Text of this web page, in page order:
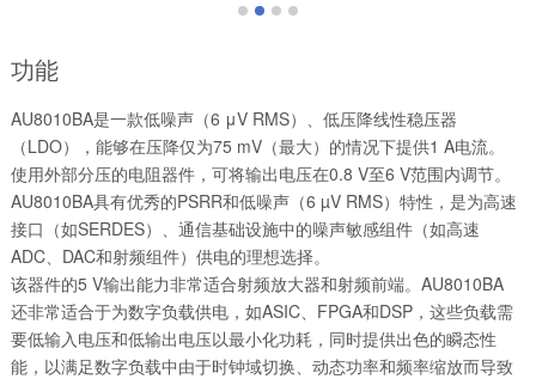
功能
AU8010BA是一款低噪声（6 μV RMS）、低压降线性稳压器
（LDO），能够在压降仅为75 mV（最大）的情况下提供1 A电流。
使用外部分压的电阻器件，可将输出电压在0.8 V至6 V范围内调节。
AU8010BA具有优秀的PSRR和低噪声（6 µV RMS）特性，是为高速
接口（如SERDES）、通信基础设施中的噪声敏感组件（如高速
ADC、DAC和射频组件）供电的理想选择。
该器件的5 V输出能力非常适合射频放大器和射频前端。AU8010BA
还非常适合于为数字负载供电，如ASIC、FPGA和DSP，这些负载需
要低输入电压和低输出电压以最小化功耗，同时提供出色的瞬态性
能，以满足数字负载中由于时钟域切换、动态功率和频率缩放而导致